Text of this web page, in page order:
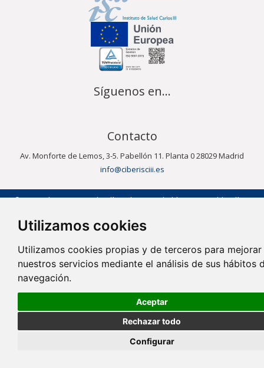
Utilizamos cookies
Utilizamos cookies propias y de terceros para mejorar
nuestros servicios mediante el análisis de sus hábitos
navegación.
Aceptar
Rechazar todo
Configurar
Síguenos en...
Contacto
Av. Monforte de Lemos, 3-5. Pabellón 11. Planta 0 28029 Madrid
info@ciberisciii.es
© Copyright 2026 CIBER |Política de Privacidad|Aviso Legal|Política
seguridad